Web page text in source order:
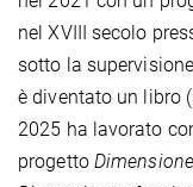
nel XVIII secolo
sotto la
è diventato un libro
2025 ha lavorato
progetto